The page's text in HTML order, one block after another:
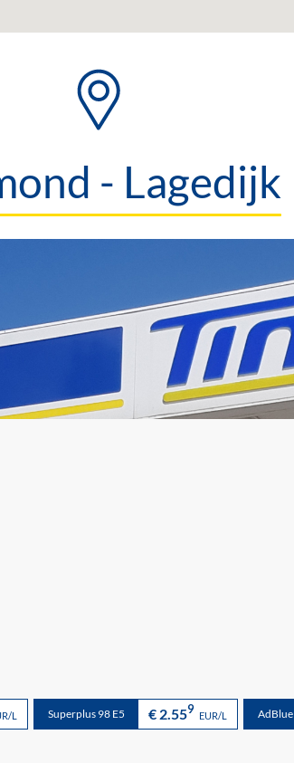
- Lagedijk
L Superplus 98 E5 € 2.559 EUR/L AdBlue